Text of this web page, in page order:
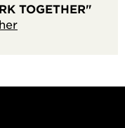
TOGETHER"